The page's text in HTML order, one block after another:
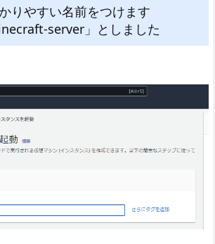
りやすい名前をつけます
server」としました